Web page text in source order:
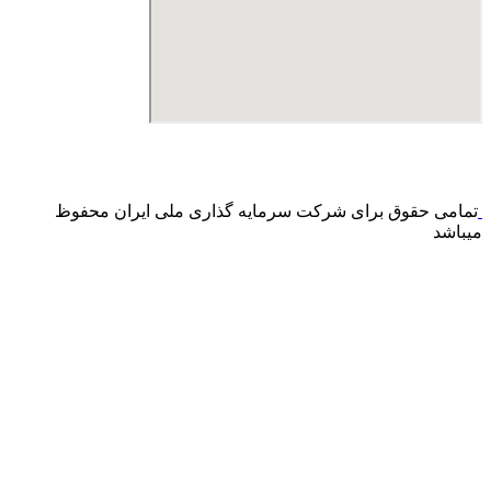
تمامی حقوق برای شرکت سرمایه گذاری ملی ایران محفوظ
میباشد